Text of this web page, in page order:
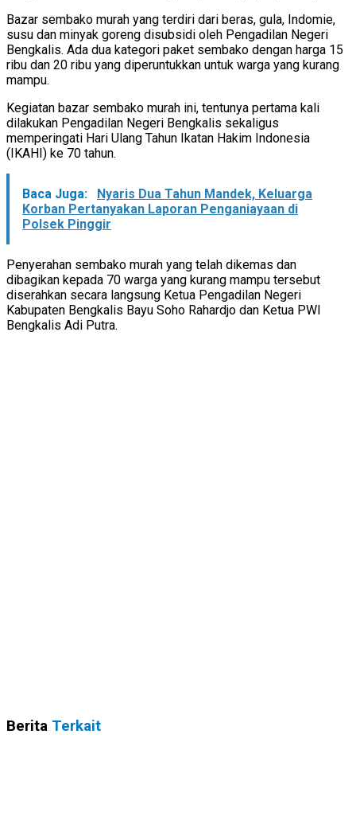
Bazar sembako murah yang terdiri dari beras, gula, Indomie,
susu dan minyak goreng disubsidi oleh Pengadilan Negeri
Bengkalis. Ada dua kategori paket sembako dengan harga 15
ribu dan 20 ribu yang diperuntukkan untuk warga yang kurang
mampu.
Kegiatan bazar sembako murah ini, tentunya pertama kali
dilakukan Pengadilan Negeri Bengkalis sekaligus
memperingati Hari Ulang Tahun Ikatan Hakim Indonesia
(IKAHI) ke 70 tahun.
Baca Juga:
Nyaris Dua Tahun Mandek, Keluarga
Korban Pertanyakan Laporan Penganiayaan di
Polsek Pinggir
Penyerahan sembako murah yang telah dikemas dan
dibagikan kepada 70 warga yang kurang mampu tersebut
diserahkan secara langsung Ketua Pengadilan Negeri
Kabupaten Bengkalis Bayu Soho Rahardjo dan Ketua PWI
Bengkalis Adi Putra.
Berita Terkait